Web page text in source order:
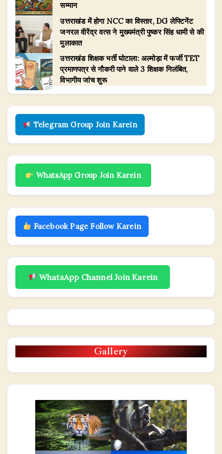
सम्मान
उत्तराखंड में होगा NCC का विस्तार, DG लेफ्टिनेंट
जनरल वीरेंद्र वत्स ने मुख्यमंत्री पुष्कर सिंह धामी से की
मुलाकात
उत्तराखंड शिक्षक भर्ती घोटाला: अल्मोड़ा में फर्जी TET
प्रमाणपत्र से नौकरी पाने वाले 3 शिक्षक निलंबित,
विभागीय जांच शुरू
Telegram Group Join Karein
WhatsApp Group Join Karein
Facebook Page Follow Karein
WhatsApp Channel Join Karein
Gallery